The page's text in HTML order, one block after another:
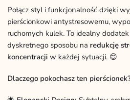
Połącz styl i funkcjonalność dzięki
pierścionkowi antystresowemu,
ruchomych kulek. To idealny
dyskretnego sposobu na redukcję
koncentracji w każdej sytuacji. 😊
Dlaczego pokochasz ten